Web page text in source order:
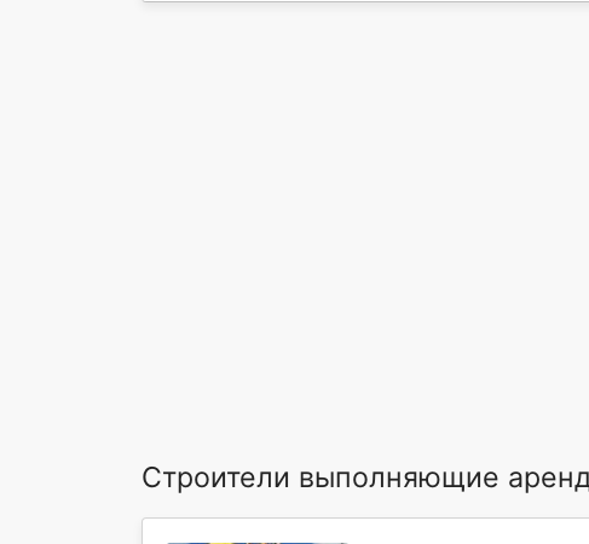
Строители выполняющие